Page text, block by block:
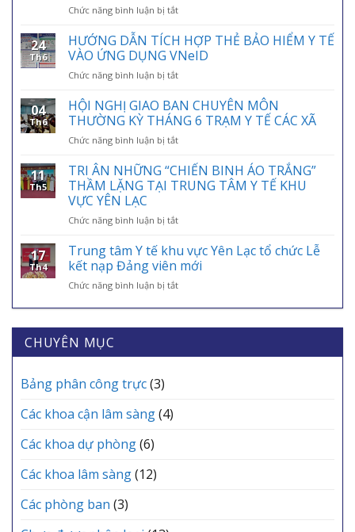
Chức năng bình luận bị tắtở
ỨNG
NGÀY
BẢO
HIỂM
TẾ
VIỆT
01/7:
HIỂM
Y
ĐIỂM
AN
SINH,
KHÓA
BẢO
MỖI
24
Th6
HƯỚNG DẪN TÍCH HỢP THẺ BẢO HIỂM Y TẾ
VÀO ỨNG DỤNG VNeID
Chức năng bình luận bị tắtở
DẪN
TÍCH
HỢP
THẺ
HIỂM
Y
ỨNG
VNeID
04
Th6
HỘI NGHỊ GIAO BAN CHUYÊN MÔN
THƯỜNG KỲ THÁNG 6 TRẠM Y TẾ CÁC XÃ
Chức năng bình luận bị tắtở
NGHỊ
GIAO
BAN
MÔN
KỲ
THÁNG
6
TRẠM
CÁC
11
Th5
TRI ÂN NHỮNG “CHIẾN BINH ÁO TRẮNG”
THẦM LẶNG TẠI TRUNG TÂM Y TẾ KHU
VỰC YÊN LẠC
Chức năng bình luận bị tắtở
ÂN
NHỮNG
“CHIẾN
BINH
TRẮNG”
THẦM
17
Th4
Trung tâm Y tế khu vực Yên Lạc tổ chức Lễ
kết nạp Đảng viên mới
Chức năng bình luận bị tắtở
tâm
CHUYÊN MỤC
Bảng phân công trực(3)
Các khoa cận lâm sàng(4)
Các khoa dự phòng(6)
Các khoa lâm sàng(12)
Các phòng ban (3)